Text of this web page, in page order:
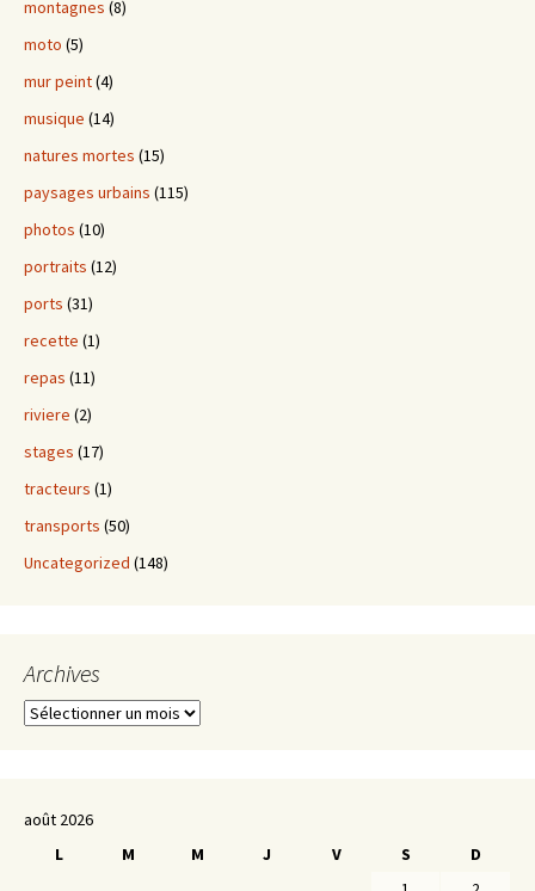
montagnes (8)
moto (5)
mur peint(4)
musique (14)
natures mortes (15)
paysages urbains (115)
photos (10)
portraits (12)
ports (31)
recette (1)
repas (11)
riviere (2)
stages (17)
tracteurs (1)
transports (50)
Uncategorized (148)
Archives
Archives
août 2026
L
M M J V S
D